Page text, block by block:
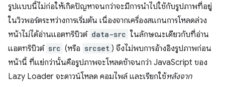
รูปแบบนี้ไม่ก่อให้เกิดปัญหาจนกว่าจะมีการนำไปใช้กับรูปภาพที่อยู่
ในวิวพอร์ตระหว่างการเริ่มต้น เนื่องจากเครื่องสแกนการโหลดล่วง
หน้าไม่ได้อ่านแอตทริบิวต์ data-src ในลักษณะเดียวกับที่อ่าน
แอตทริบิวต์ src (หรือ srcset ) จึงไม่พบการอ้างอิงรูปภาพก่อน
หน้านี้ ที่แย่กว่านั้นคือรูปภาพจะโหลดช้าจนกว่า JavaScript ของ
Lazy Loader จะดาวน์โหลด คอมไพล์ และเรียกใช้หลังจาก